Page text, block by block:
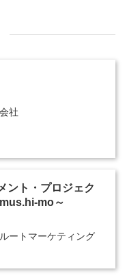
社
ント・プロジェク
mo～
ートマーケティング